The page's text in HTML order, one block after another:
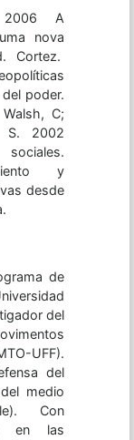
2006 A
nova
Cortez.
poder.
C;
S. 2002
y
desde
de
del
UFF).
del
medio
Con
en las